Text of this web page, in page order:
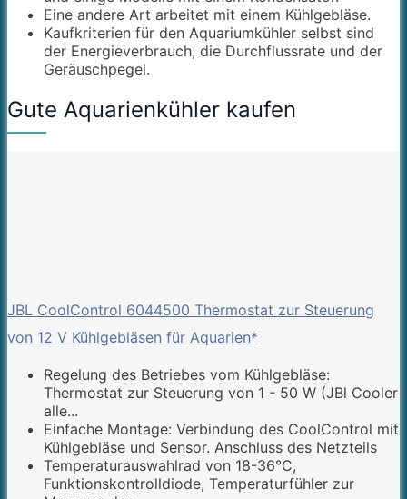
Eine andere Art arbeitet mit einem Kühlgebläse.
Kaufkriterien für den Aquariumkühler selbst sind
der Energieverbrauch, die Durchflussrate und der
Geräuschpegel.
Gute Aquarienkühler kaufen
JBL CoolControl 6044500 Thermostat zur Steuerung
von 12 V Kühlgebläsen für Aquarien*
Regelung des Betriebes vom Kühlgebläse:
Thermostat zur Steuerung von 1 - 50 W (JBl Cooler
alle...
Einfache Montage: Verbindung des CoolControl mit
Kühlgebläse und Sensor. Anschluss des Netzteils
Temperaturauswahlrad von 18-36°C,
Funktionskontrolldiode, Temperaturfühler zur